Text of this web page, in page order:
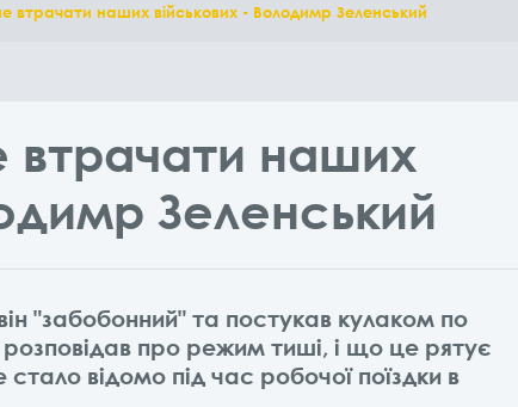
втрачати наших військових - Володимр Зеленський
втрачати наших
Зеленський
"забобонний" та постукав кулаком по
про режим тиші, і що це рятує
відомо під час робочої поїздки в